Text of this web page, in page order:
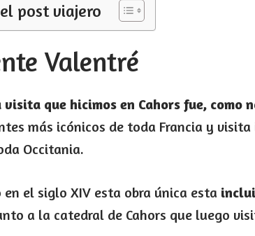
post viajero
Valentré
que hicimos en Cahors fue, como
más icónicos de toda Francia y
Occitania.
en el siglo XIV esta obra única esta
a la catedral de Cahors que luego